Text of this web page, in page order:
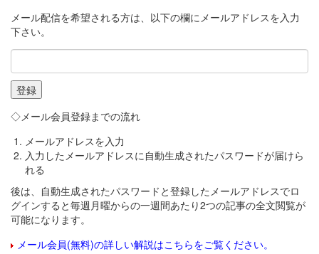
メール配信を希望される方は、以下の欄にメールアドレスを入力
下さい。
◇メール会員登録までの流れ
メールアドレスを入力
入力したメールアドレスに自動生成されたパスワードが届けら
れる
後は、自動生成されたパスワードと登録したメールアドレスでロ
グインすると毎週月曜からの一週間あたり2つの記事の全文閲覧が
可能になります。
メール会員(無料)の詳しい解説はこちらをご覧ください。